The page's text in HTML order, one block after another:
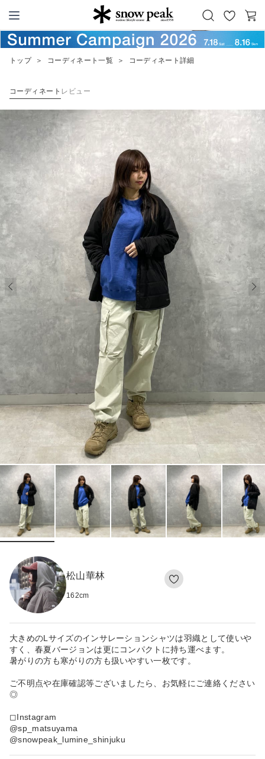
Snow Peak
お
気
カ
ー
トップ ＞ コーディネート一覧 ＞ コーディネート詳細
コーディネート レビュー
松山華林
162cm
大きめのLサイズのインサレーションシャツは羽織として使いや
すく、春夏バージョンは更にコンパクトに持ち運べます。
暑がりの方も寒がりの方も扱いやすい一枚です。
ご不明点や在庫確認等ございましたら、お気軽にご連絡ください
◎
◻︎Instagram
@sp_matsuyama
@snowpeak_lumine_shinjuku